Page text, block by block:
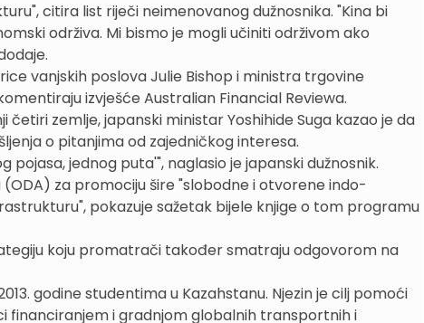
citira list riječi neimenovanog dužnosnika. "Kina bi
održiva. Mi bismo je mogli učiniti održivom ako
vanjskih poslova Julie Bishop i ministra trgovine
izvješće Australian Financial Reviewa.
zemlje, japanski ministar Yoshihide Suga kazao je da
o pitanjima od zajedničkog interesa.
jednog puta'", naglasio je japanski dužnosnik.
za promociju šire "slobodne i otvorene indo-
pokazuje sažetak bijele knjige o tom programu
koju promatrači također smatraju odgovorom na
godine studentima u Kazahstanu. Njezin je cilj pomoći
financiranjem i gradnjom globalnih transportnih i